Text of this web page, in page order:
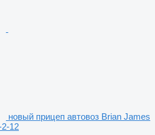
новый прицеп автовоз Brian James